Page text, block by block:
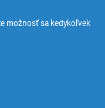
možnosť sa kedykoľvek